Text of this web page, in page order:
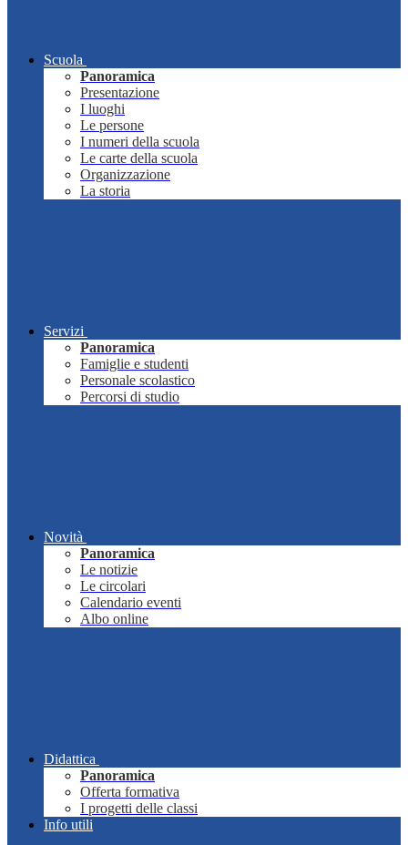
Scuola
Panoramica
Presentazione
I luoghi
Le persone
I numeri della scuola
Le carte della scuola
Organizzazione
La storia
Servizi
Panoramica
Famiglie e studenti
Personale scolastico
Percorsi di studio
Novità
Panoramica
Le notizie
Le circolari
Calendario eventi
Albo online
Didattica
Panoramica
Offerta formativa
I progetti delle classi
Info utili